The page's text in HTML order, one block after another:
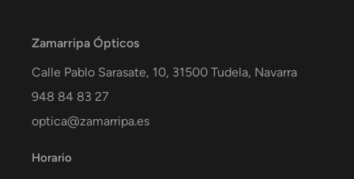
Zamarripa Ópticos
Calle Pablo Sarasate, 10, 31500 Tudela, Navarra
948 84 83 27
optica@zamarripa.es
Horario